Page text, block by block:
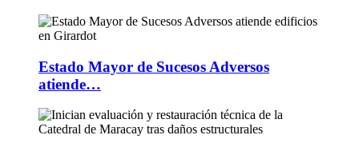
Estado Mayor de Sucesos Adversos
atiende…